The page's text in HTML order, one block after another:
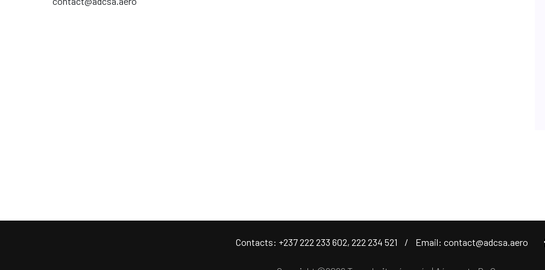
Contacts: +237 222 233 602, 222 234 521 / Email: contact@adcsa.aero